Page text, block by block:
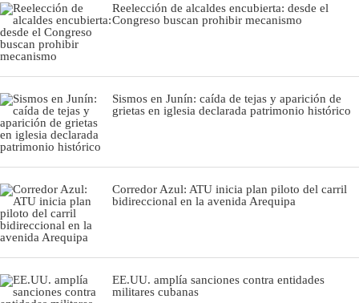
Reelección de alcaldes encubierta: desde el
Congreso buscan prohibir mecanismo
Sismos en Junín: caída de tejas y aparición de
grietas en iglesia declarada patrimonio histórico
Corredor Azul: ATU inicia plan piloto del carril
bidireccional en la avenida Arequipa
EE.UU. amplía sanciones contra entidades
militares cubanas